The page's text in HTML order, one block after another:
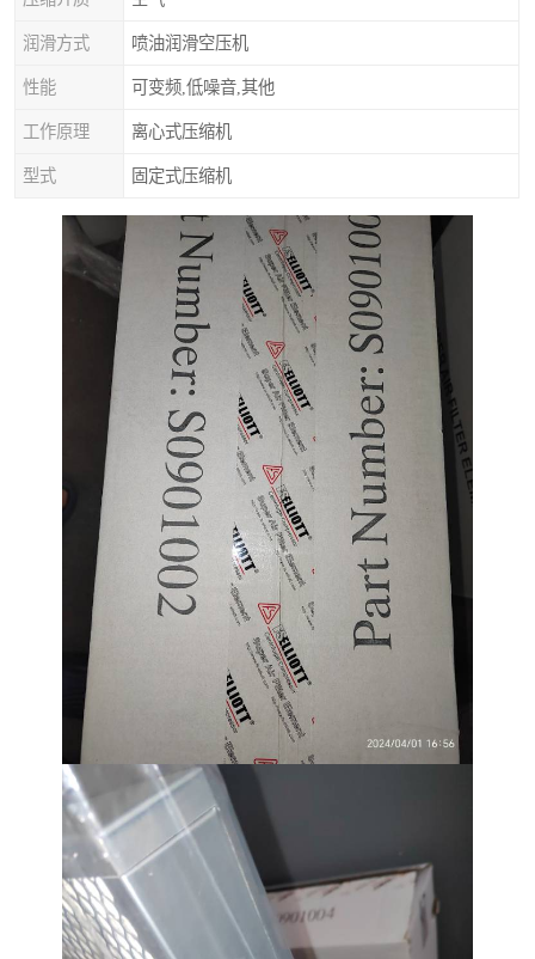
润滑方式 喷油润滑空压机
性能 可变频,低噪音,其他
工作原理 离心式压缩机
型式 固定式压缩机